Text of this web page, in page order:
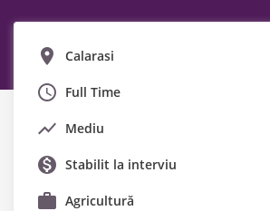
Calarasi
Full Time
Mediu
Stabilit la interviu
Agricultură